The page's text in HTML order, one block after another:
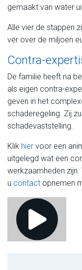
gemaakt van water
Alle vier de stappen
ver over de miljoen
Contra-
De familie heeft na
als eigen contra-
geven in het
schaderegeling. Zij
schadevaststelling.
Klik hier voor een
uitgelegd wat een
werkzaamheden
u contact opnemen